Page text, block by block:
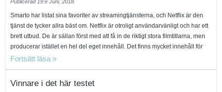
Publicerad 19:e Juni, 2018.
Smarto har listat sina favoriter av streamingtjänsterna, och Netflix är den
tjänst de tycker allra bäst om. Netflix är otroligt användarvänligt och har ett
brett utbud. De är sällan först med att få in de riktigt stora filmtitlarna, men
producerar istället en hel del eget innehåll. Det finns mycket innehåll för
barn och i två av de tre möjliga prenumerationsalternativen kan vissa
användare.
Vinnare i det här testet